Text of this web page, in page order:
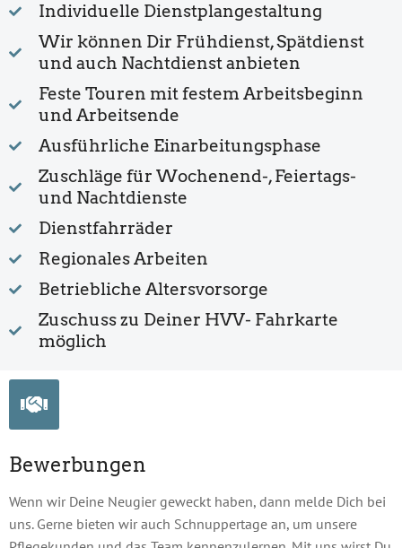
Individuelle Dienstplangestaltung
Wir können Dir Frühdienst, Spätdienst
und auch Nachtdienst anbieten
Feste Touren mit festem Arbeitsbeginn
und Arbeitsende
Ausführliche Einarbeitungsphase
Zuschläge für Wochenend-, Feiertags-
und Nachtdienste
Dienstfahrräder
Regionales Arbeiten
Betriebliche Altersvorsorge
Zuschuss zu Deiner HVV- Fahrkarte
möglich
Bewerbungen
Wenn wir Deine Neugier geweckt haben, dann melde Dich bei
uns. Gerne bieten wir auch Schnuppertage an, um unsere